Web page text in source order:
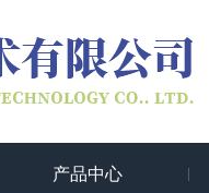
产品中心